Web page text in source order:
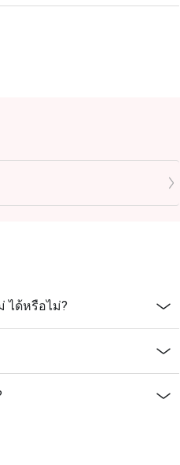
ได้หรือไม่?